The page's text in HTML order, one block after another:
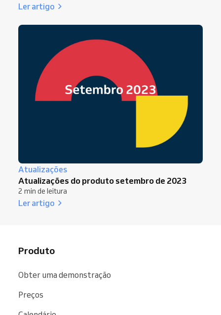
Ler artigo
Atualizações
Atualizações do produto setembro de 2023
2 min de leitura
Ler artigo
Produto
Obter uma demonstração
Preços